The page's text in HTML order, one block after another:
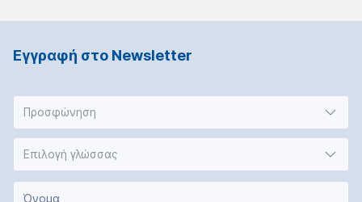
Εγγραφή στο Νewsletter
Προσφώνηση
Επιλογή γλώσσας